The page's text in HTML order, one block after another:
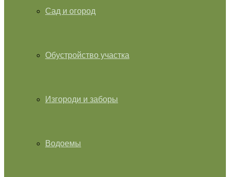
Сад и огород
Обустройство участка
Изгороди и заборы
Водоемы